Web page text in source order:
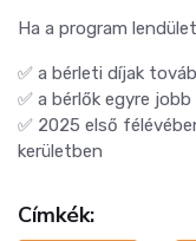
Ha a program
✅ a bérleti díjak
✅ a bérlők egyre
✅ 2025 első
kerületben
Címkék: